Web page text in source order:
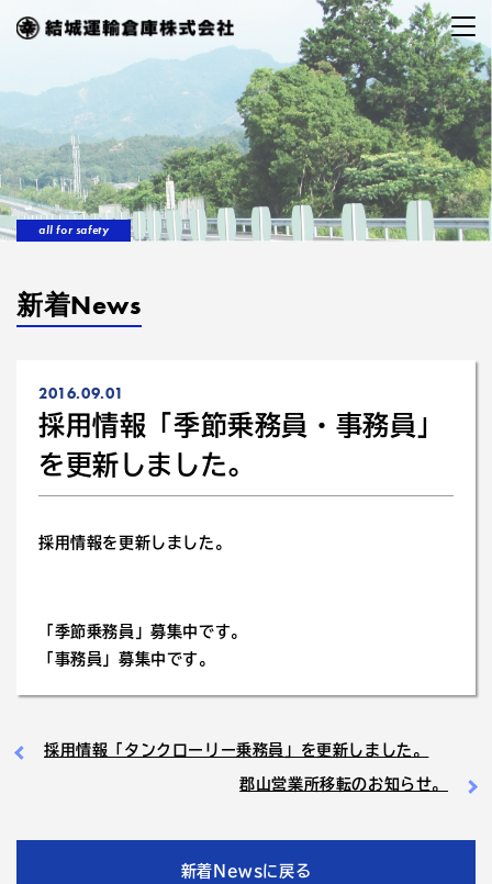
all for safety
新着News
2016.09.01
採用情報「季節乗務員・事務員」
を更新しました。
採用情報を更新しました。
「季節乗務員」募集中です。
「事務員」 募集中です。
採用情報「タンクローリー乗務員」を更新しました。
郡山営業所移転のお知らせ。
新着Newsに戻る